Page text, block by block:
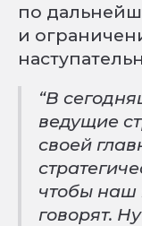
по
и
“В
ведущие
своей
чтобы наш
говорят.